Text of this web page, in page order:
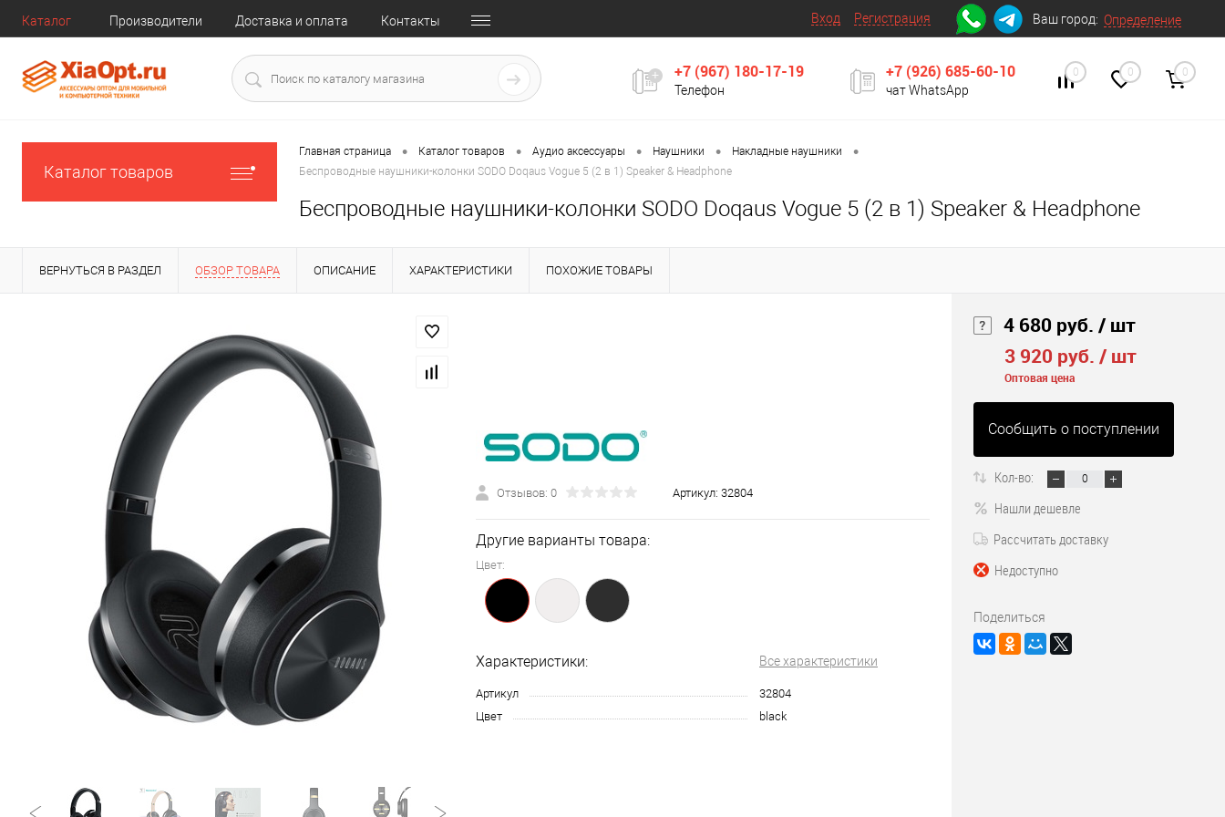
Каталог Производители Доставка и оплата Контакты Вход Регистрация Ваш город: Определение
+7 (967) 180-17-19
Телефон
+7 (926) 685-60-10
чат WhatsApp
0 0 0
Каталог товаров
Главная страница • Каталог товаров • Аудио аксессуары • Наушники • Накладные наушники •
Беспроводные наушники-колонки SODO Doqaus Vogue 5 (2 в 1) Speaker & Headphone
Беспроводные наушники-колонки SODO Doqaus Vogue 5 (2 в 1) Speaker & Headphone
ВЕРНУТЬСЯ В РАЗДЕЛ ОБЗОР ТОВАРА ОПИСАНИЕ ХАРАКТЕРИСТИКИ ПОХОЖИЕ ТОВАРЫ
Отзывов: 0 Артикул: 32804
Другие варианты товара:
Цвет:
Характеристики: Все характеристики
Артикул
32804
Цвет
black
4 680 руб. / шт
3 920 руб. / шт
Оптовая цена
Сообщить о поступлении
Кол-во:
Нашли дешевле
Рассчитать доставку
Недоступно
Поделиться